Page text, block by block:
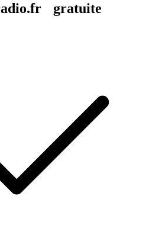
gratuite